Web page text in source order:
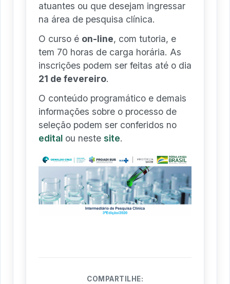
atuantes ou que desejam ingressar
na área de pesquisa clínica.
O curso é on-line, com tutoria, e
tem 70 horas de carga horária. As
inscrições podem ser feitas até o dia
21 de fevereiro.
O conteúdo programático e demais
informações sobre o processo de
seleção podem ser conferidos no
edital ou neste site.
COMPARTILHE: